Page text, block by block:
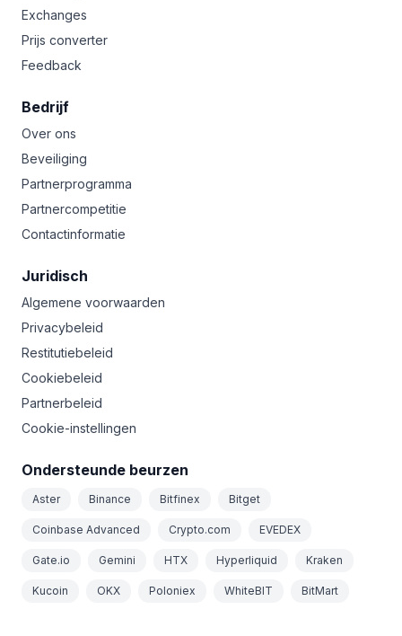
Exchanges
Prijs converter
Feedback
Bedrijf
Over ons
Beveiliging
Partnerprogramma
Partnercompetitie
Contactinformatie
Juridisch
Algemene voorwaarden
Privacybeleid
Restitutiebeleid
Cookiebeleid
Partnerbeleid
Cookie-instellingen
Ondersteunde beurzen
Aster Binance Bitfinex Bitget
Coinbase Advanced Crypto.com EVEDEX
Gate.io Gemini HTX Hyperliquid Kraken
Kucoin OKX Poloniex WhiteBIT BitMart